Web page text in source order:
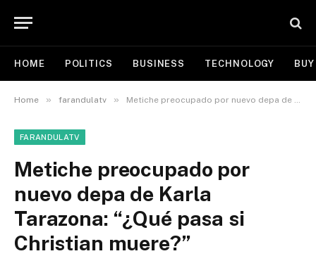
HOME POLITICS BUSINESS TECHNOLOGY
Home » farandulatv » Metiche preocupado por nuevo depa de Karla Tarazona: “¿Qué pasa si Christian muere?”
FARANDULATV
Metiche preocupado por
nuevo depa de Karla
Tarazona: “¿Qué pasa si
Christian muere?”